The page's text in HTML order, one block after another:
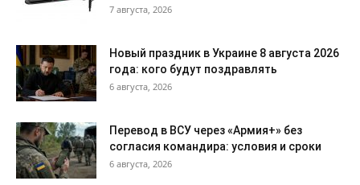
7 августа, 2026
Новый праздник в Украине 8 августа 2026
года: кого будут поздравлять
6 августа, 2026
Перевод в ВСУ через «Армия+» без
согласия командира: условия и сроки
6 августа, 2026